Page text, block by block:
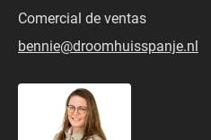
Comercial de ventas
bennie@droomhuisspanje.nl